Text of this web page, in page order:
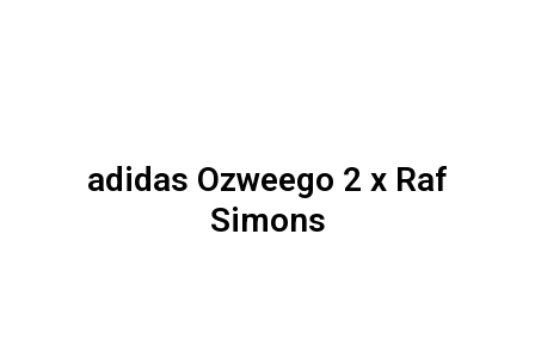
adidas Ozweego 2 x Raf
Simons